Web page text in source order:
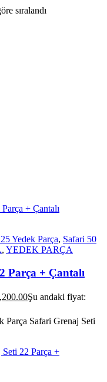
sıralandı
Yedek Parça, Safari 50
, YEDEK PARÇA
Parça + Çantalı
Şu andaki fiyat:
Parça Safari Grenaj Seti